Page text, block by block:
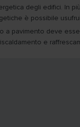
degli edifici. In
è possibile
a pavimento deve
e